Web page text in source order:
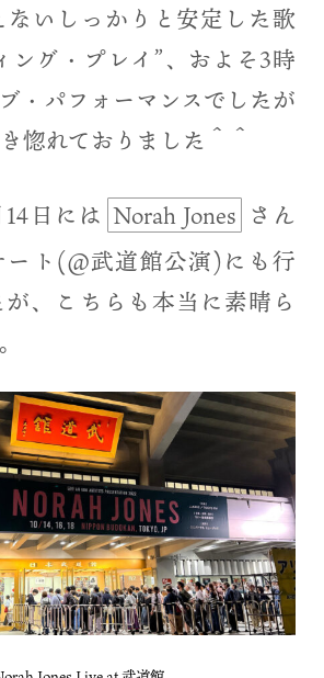
いしっかりと安定した歌
ング・プレイ”、およそ3時
・パフォーマンスでしたが
惚れておりました＾＾
日には Norah Jones さん
ート(@武道館公演)にも行
、こちらも本当に素晴ら